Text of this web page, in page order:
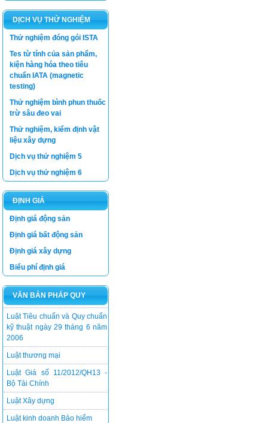
DỊCH VỤ THỬ NGHIỆM
Thử nghiệm đóng gói ISTA
Tes từ tính của sản phẩm,
kiện hàng hóa theo tiêu
chuẩn IATA (magnetic
testing)
Thử nghiệm bình phun thuốc
trừ sâu đeo vai
Thử nghiệm, kiểm định vật
liệu xây dựng
Dịch vụ thử nghiệm 5
Dịch vụ thử nghiệm 6
ĐỊNH GIÁ
Định giá động sản
Định giá bất động sản
Định giá xây dựng
Biểu phí định giá
VĂN BẢN PHÁP QUY
Luật thương mại
Luật Giá số 11/2012/QH13 -
Bộ Tài Chính
Luật Xây dựng
Luật Tiêu chuẩn và Quy chuẩn
kỹ thuật ngày 29 tháng 6 năm
2006
Luật thương mại
Luật Giá số 11/2012/QH13 -
Bộ Tài Chính
Luật Xây dựng
Luật kinh doanh Bảo hiểm
Luật Tiêu chuẩn và Quy chuẩn